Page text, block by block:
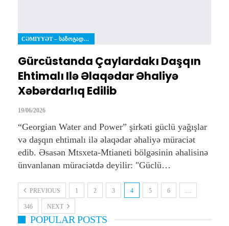
CƏMIYYƏT – ᲡᲐᲖᲝᲒᲐᲓᲝᲔᲑᲐ
Gürcüstanda Çaylardakı Daşqın
Ehtimalı Ilə Əlaqədar Əhaliyə
Xəbərdarlıq Edilib
19/06/2026
“Georgian Water and Power” şirkəti güclü yağışlar
və daşqın ehtimalı ilə əlaqədar əhaliyə müraciət
edib. Əsasən Mtsxeta-Mtianeti bölgəsinin əhalisinə
ünvanlanan müraciətdə deyilir: "Güclü…
PREVIOUS 1 2 3 4 5 6 …
346 NEXT
POPULAR POSTS